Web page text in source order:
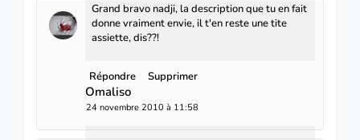
Grand bravo nadji, la description que tu en fait
donne vraiment envie, il t'en reste une tite
assiette, dis??!
Répondre Supprimer
Omaliso
24 novembre 2010 à 11:58